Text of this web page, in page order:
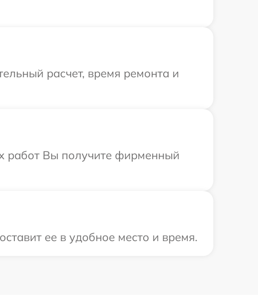
расчет, время ремонта и
работ Вы получите фирменный
ее в удобное место и время.